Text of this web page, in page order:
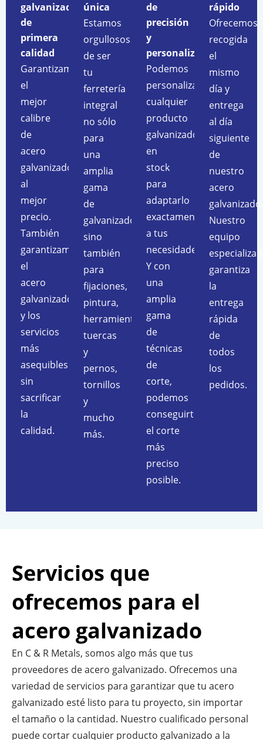
galvanizado
de
primera
calidad
Garantizamos
el
mejor
calibre
de
acero
galvanizado
al
mejor
precio.
También
garantizamos
el
acero
galvanizado
y los
servicios
más
asequibles
sin
sacrificar
la
calidad.
única
Estamos
orgullosos
de ser
tu
ferretería
integral
no sólo
para
una
amplia
gama
de
galvanizados,
sino
también
para
fijaciones,
pintura,
herramientas,
tuercas
y
pernos,
tornillos
y
mucho
más.
de
precisión
y
personalización
Podemos
personalizar
cualquier
producto
galvanizado
en
stock
para
adaptarlo
exactamente
a tus
necesidades.
Y con
una
amplia
gama
de
técnicas
de
corte,
podemos
conseguirte
el corte
más
preciso
posible.
rápido
Ofrecemos
recogida
el
mismo
día y
entrega
al día
siguiente
de
nuestro
acero
galvanizado.
Nuestro
equipo
garantiza
la
entrega
rápida
de
todos
los
pedidos.
Servicios que
ofrecemos para el
acero galvanizado
En C & R Metals, somos algo más que tus
proveedores de acero galvanizado. Ofrecemos una
variedad de servicios para garantizar que tu acero
galvanizado esté listo para tu proyecto, sin importar
el tamaño o la cantidad. Nuestro cualificado personal
puede cortar cualquier producto galvanizado a la